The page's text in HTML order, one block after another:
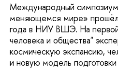
Международный
меняющемся мире»
года в НИУ ВШЭ. На
человека и общества"
космическую экспансию,
и новую модель подготовки